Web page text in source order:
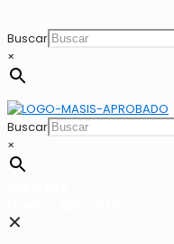
Buscar
×
Buscar
×
✕